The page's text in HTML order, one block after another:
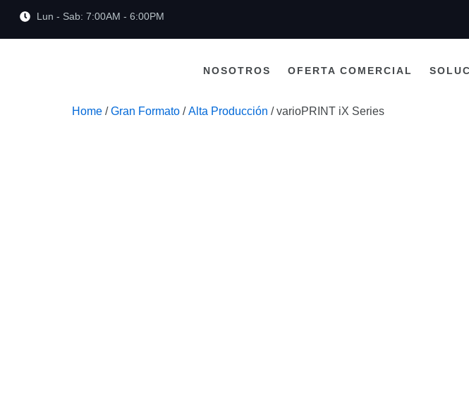
Lun - Sab: 7:00AM - 6:00PM
NOSOTROS OFERTA COMERCIAL
Home /Gran Formato /Alta Producción / varioPRINT iX Series